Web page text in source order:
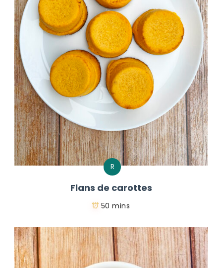
R
Flans de carottes
50 mins